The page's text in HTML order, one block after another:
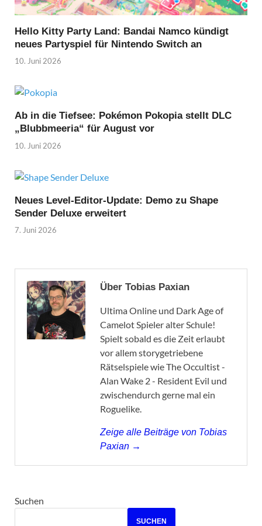
Hello Kitty Party Land: Bandai Namco kündigt
neues Partyspiel für Nintendo Switch an
10. Juni 2026
Ab in die Tiefsee: Pokémon Pokopia stellt DLC
„Blubbmeeria“ für August vor
10. Juni 2026
Neues Level-Editor-Update: Demo zu Shape
Sender Deluxe erweitert
7. Juni 2026
Über Tobias Paxian
Ultima Online und Dark Age of
Camelot Spieler alter Schule!
Spielt sobald es die Zeit erlaubt
vor allem storygetriebene
Rätselspiele wie The Occultist -
Alan Wake 2 - Resident Evil und
zwischendurch gerne mal ein
Roguelike.
Zeige alle Beiträge von Tobias
Paxian →
Suchen
SUCHEN